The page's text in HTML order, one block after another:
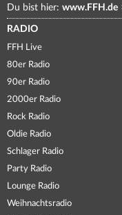
Du bist hier: www.FFH.de
RADIO
FFH Live
80er Radio
90er Radio
2000er Radio
Rock Radio
Oldie Radio
Schlager Radio
Party Radio
Lounge Radio
Weihnachtsradio